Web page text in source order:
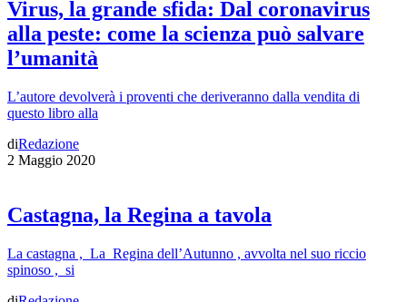
Virus, la grande sfida: Dal coronavirus
alla peste: come la scienza può salvare
l’umanità
L’autore devolverà i proventi che deriveranno dalla vendita di
questo libro alla
diRedazione
2 Maggio 2020
Castagna, la Regina a tavola
La castagna , La Regina dell’Autunno , avvolta nel suo riccio
spinoso , si